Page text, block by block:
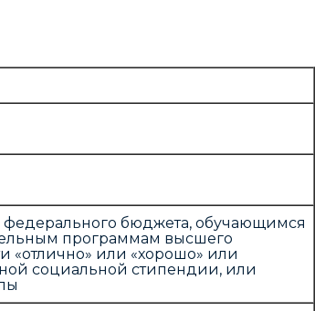
федерального бюджета, обучающимся
программам высшего
«отлично» или «хорошо» или
социальной стипендии, или